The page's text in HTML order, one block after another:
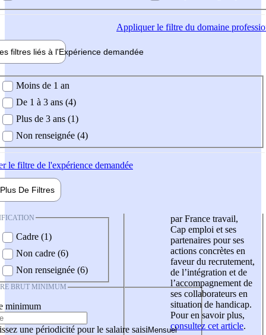
Appliquerle filtre du domaine
filtres liés à l'Expérience demandée
demandée
Moins de 1 an
De 1 à 3 ans (4)
Plus de 3 ans (1)
Non renseignée (4)
le filtre de l'expérience demandée
Plus De Filtres
Cadre (1)
Non cadre (6)
Non renseignée (6)
BRUT MINIMUM
minimum
une périodicité pour le salaire saisi
par France travail,
Cap emploi et ses
partenaires pour ses
actions concrètes en
faveur du recrutement,
de l’intégration et de
l’accompagnement de
ses collaborateurs en
situation de handicap.
Pour en savoir plus,
consultez cet article.